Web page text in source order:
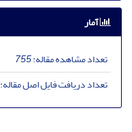
آمار
تعداد مشاهده مقاله:755
تعداد دریافت فایل اصل مقاله: